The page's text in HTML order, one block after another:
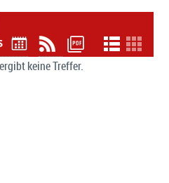
keine Treffer.